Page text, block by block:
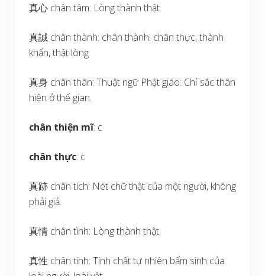
真心 chân tâm: Lòng thành thật.
真誠 chân thành: chân thành: chân thực, thành
khẩn, thật lòng
真身 chân thân: Thuật ngữ Phật giáo: Chỉ sắc thân
hiện ở thế gian.
chân thiện mĩ: c
chân thực: c
真跡 chân tích: Nét chữ thật của một người, không
phải giả.
真情 chân tình: Lòng thành thật.
真性 chân tính: Tính chất tự nhiên bẩm sinh của